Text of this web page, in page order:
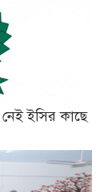
নেই ইসির কাছে